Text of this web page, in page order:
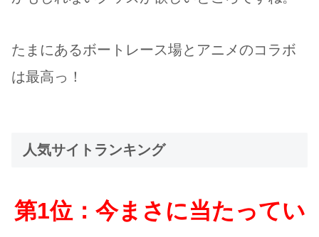
たまにあるボートレース場とアニメのコラボ
は最高っ！
人気サイトランキング
第1位：今まさに当たってい